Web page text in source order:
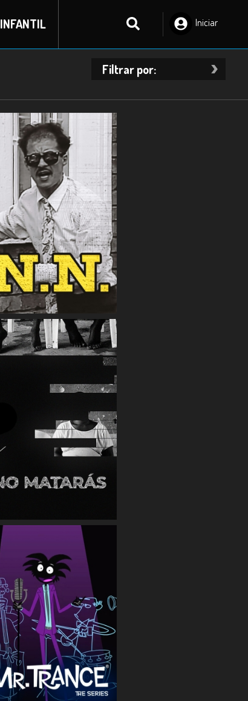
INFANTIL
Iniciar
Filtrar por:
COMPARTIR